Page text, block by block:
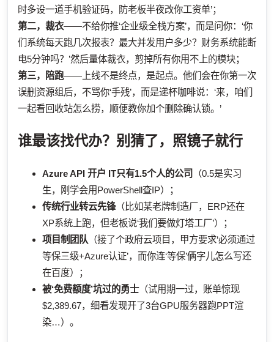
时多设一道手机验证码，防老板半夜改你工资单’；
第二，裁衣——不给你推‘企业级全栈方案’，而是问你：‘你
们系统每天跑几次报表？最大并发用户多少？财务系统能断
电5分钟吗？’然后量体裁衣，剪掉所有你用不上的模块；
第三，陪跑——上线不是终点，是起点。他们会在你第一次
误删资源组后，不骂你‘手残’，而是递杯咖啡说：‘来，咱们
一起看回收站怎么捞，顺便教你加个删除确认锁。’
谁最该找代办？别猜了，照镜子就行
Azure API 开户 IT只有1.5个人的公司
（0.5是实习
生，刚学会用PowerShell查IP）；
传统行业转云先锋（比如某老牌制造厂，ERP还在
XP系统上跑，但老板说‘我们要做灯塔工厂’）；
项目制团队 （接了个政府云项目，甲方要求‘必须通过
等保三级+Azure认证’，而你连‘等保’俩字儿怎么写还
在百度）；
被‘免费额度’坑过的勇士（试用期一过，账单惊现
$2,389.67，细看发现开了3台GPU服务器跑PPT渲
染…）。